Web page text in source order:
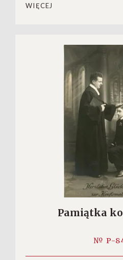
WIĘCEJ
Pamiątka
№ P-